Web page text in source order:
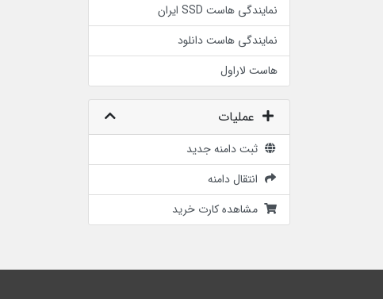
نمایندگی هاست SSD ایران
نمایندگی هاست دانلود
هاست لاراول
عملیات
ثبت دامنه جدید
انتقال دامنه
مشاهده کارت خرید